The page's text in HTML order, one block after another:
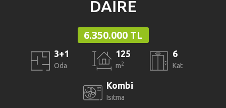
DAİRE
6.350.000 TL
3+1
Oda
125
m2
6
Kat
Kombi
Isıtma